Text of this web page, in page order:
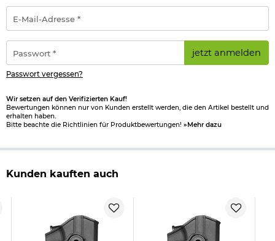
Mail-
Adresse
*
jetzt anmelden
Passwort vergessen?
Wir setzen auf den Verifizierten Kauf!
Bewertungen können nur von Kunden erstellt werden, die den Artikel bestellt und
erhalten haben.
Bitte beachte die Richtlinien für Produktbewertungen! »Mehr dazu
Kunden kauften auch